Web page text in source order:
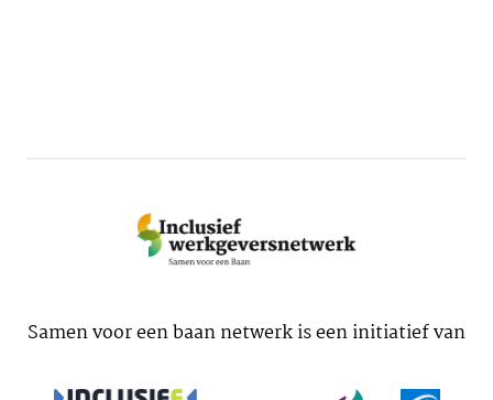
Samen voor een baan netwerk is een initiatief van